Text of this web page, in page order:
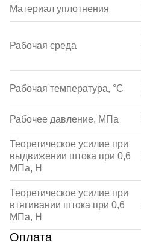
Материал уплотнения
Рабочая среда
Рабочая температура, °С
Рабочее давление, МПа
Теоретическое усилие при
выдвижении штока при 0,6
МПа, Н
Теоретическое усилие при
втягивании штока при 0,6
МПа, Н
Оплата